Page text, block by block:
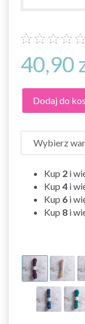
40,90
Dodaj do
Kup 2 i
Kup 4 i
Kup 6 i
Kup 8 i